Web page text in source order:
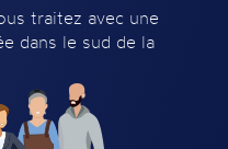
traitez avec une
dans le sud de la